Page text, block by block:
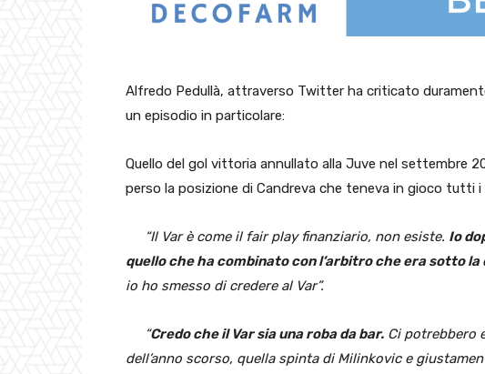
Alfredo Pedullà, attraverso Twitter ha criticato
un episodio in particolare:
Quello del gol vittoria annullato alla Juve nel settembre
perso la posizione di Candreva che teneva in gioco tutti i
“Il Var è come il fair play finanziario, non esiste. Io
quello che ha combinato con l’arbitro che era sotto
io ho smesso di credere al Var”.
“Credo che il Var sia una roba da bar. Ci potrebbero
dell’anno scorso, quella spinta di Milinkovic e